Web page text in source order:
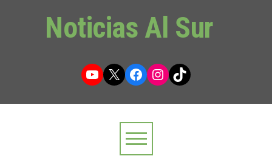
Noticias Al Sur
YouTube
X Facebook
Instagram
TikTok